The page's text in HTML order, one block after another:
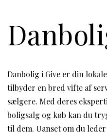
Danbolig i Give er din
tilbyder en bred vifte af
sælgere. Med deres
boligsalg og køb kan du
til dem. Uanset om du